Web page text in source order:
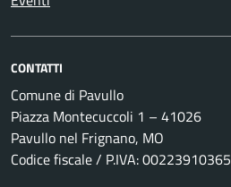
CONTATTI
Comune di Pavullo
Piazza Montecuccoli 1 – 41026
Pavullo nel Frignano, MO
Codice fiscale / P.IVA: 00223910365